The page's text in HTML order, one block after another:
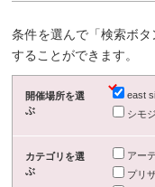
条件を選んで「検索ボ
することができます。
開催場所を選
ぶ
east
シモ
カテゴリを選
ぶ
アー
プリ